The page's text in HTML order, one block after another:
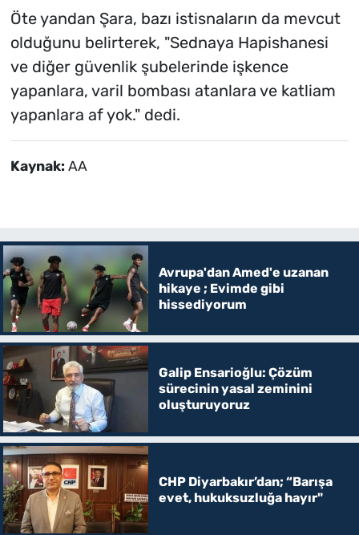
Öte yandan Şara, bazı istisnaların da mevcut
olduğunu belirterek, "Sednaya Hapishanesi
ve diğer güvenlik şubelerinde işkence
yapanlara, varil bombası atanlara ve katliam
yapanlara af yok." dedi.
Kaynak: AA
Avrupa'dan Amed'e uzanan
hikaye ; Evimde gibi
hissediyorum
Galip Ensarioğlu: Çözüm
sürecinin yasal zeminini
oluşturuyoruz
CHP Diyarbakır’dan; “Barışa
evet, hukuksuzluğa hayır"